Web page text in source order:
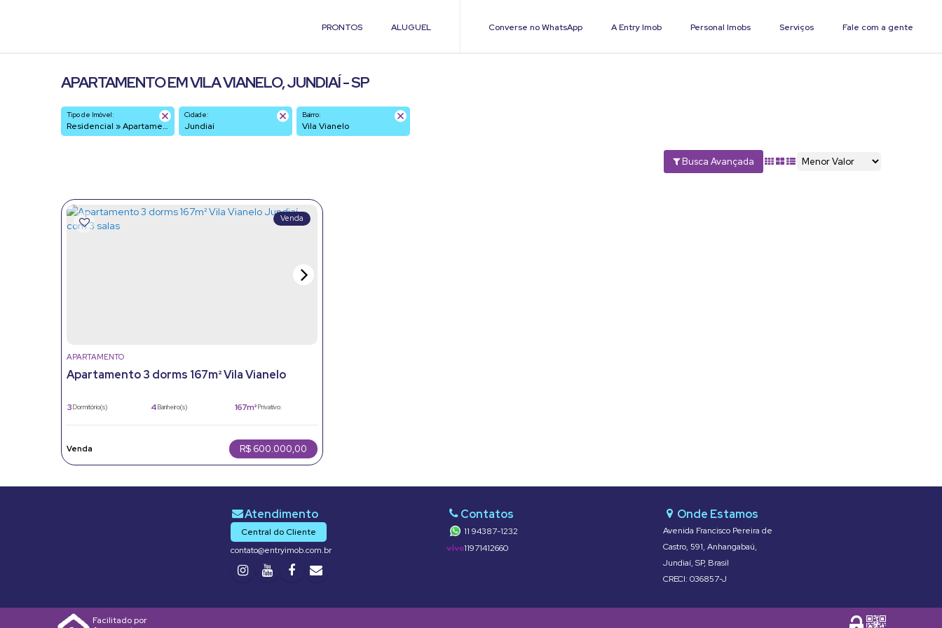
Converse no WhatsApp A Entry Imob Personal Imobs Serviços Fale com a gente
ALUGUEL
PRONTOS
APARTAMENTO EM VILA VIANELO, JUNDIAÍ - SP
Tipo de Imóvel:
Residencial » Apartamento
Cidade:
Jundiaí
Bairro:
Vila Vianelo
Busca Avançada
Apartamento 3 dorms 167m² Vila Vianelo
APARTAMENTO
R$ 600.000,00
3Dormitório(s) 4Banheiro(s) Privativo:
167m²
Central do Cliente
contato@entryimob.com.br
11 94387-1232
11971412660
Avenida Francisco Pereira de
Castro, 591, Anhangabaú,
Jundiaí, SP, Brasil
CRECI: 036857-J